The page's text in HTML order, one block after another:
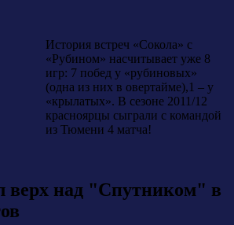
История встреч «Сокола» с
«Рубином» насчитывает уже 8
игр: 7 побед у «рубиновых»
(одна из них в овертайме),1 – у
«крылатых». В сезоне 2011/12
красноярцы сыграли с командой
из Тюмени 4 матча!
верх над "Спутником" в